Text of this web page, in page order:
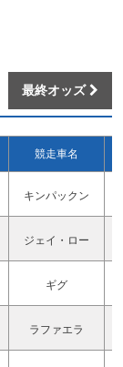
最終オッズ
競走車名
キンパックン
ジェイ・ロー
ギグ
ラファエラ